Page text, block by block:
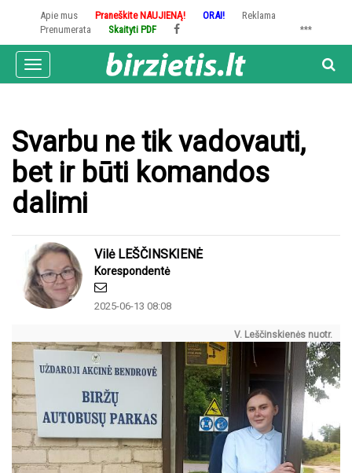
turinį
Apie mus Praneškite NAUJIENĄ! ORAI!
Reklama
Prenumerata
Skaityti PDF ***
Toggle
navigation
Svarbu ne tik vadovauti,
bet ir būti komandos
dalimi
Vilė LEŠČINSKIENĖ
Korespondentė
2025-06-13 08:08
V. Leščinskienės nuotr.